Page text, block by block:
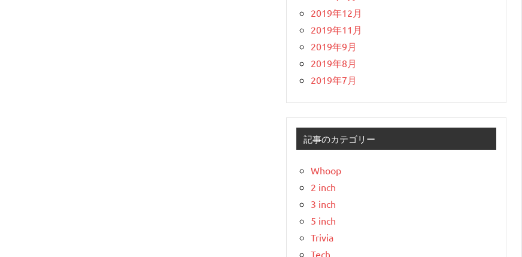
2019年12月
2019年11月
2019年9月
2019年8月
2019年7月
記事のカテゴリー
Whoop
2 inch
3 inch
5 inch
Trivia
Tech